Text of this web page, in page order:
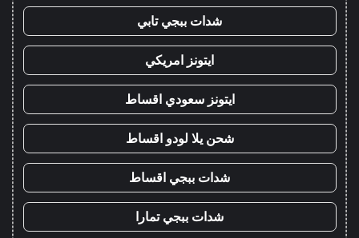
شدات ببجي تابي
ايتونز امريكي
ايتونز سعودي اقساط
شحن يلا لودو اقساط
شدات ببجي اقساط
شدات ببجي تمارا